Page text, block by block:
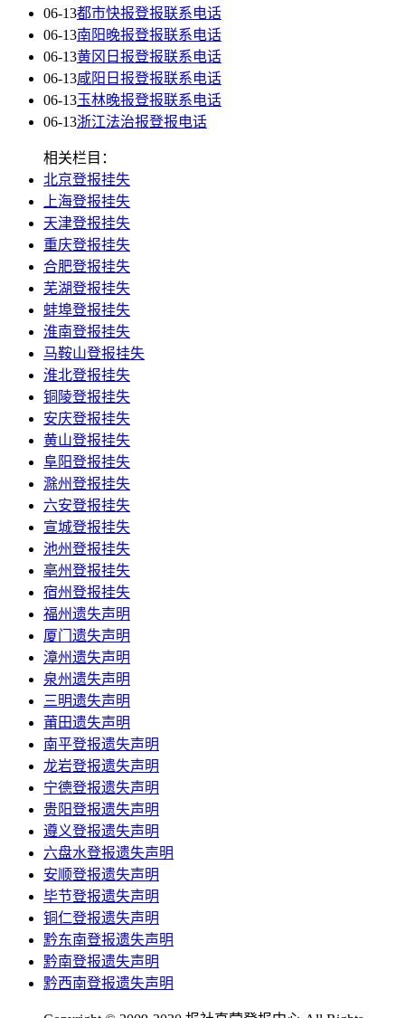
06-13都市快报登报联系电话
06-13南阳晚报登报联系电话
06-13黄冈日报登报联系电话
06-13咸阳日报登报联系电话
06-13玉林晚报登报联系电话
06-13浙江法治报登报电话
相关栏目：
北京登报挂失
上海登报挂失
天津登报挂失
重庆登报挂失
合肥登报挂失
芜湖登报挂失
蚌埠登报挂失
淮南登报挂失
马鞍山登报挂失
淮北登报挂失
铜陵登报挂失
安庆登报挂失
黄山登报挂失
阜阳登报挂失
滁州登报挂失
六安登报挂失
宣城登报挂失
池州登报挂失
亳州登报挂失
宿州登报挂失
福州遗失声明
厦门遗失声明
漳州遗失声明
泉州遗失声明
三明遗失声明
莆田遗失声明
南平登报遗失声明
龙岩登报遗失声明
宁德登报遗失声明
贵阳登报遗失声明
遵义登报遗失声明
六盘水登报遗失声明
安顺登报遗失声明
毕节登报遗失声明
铜仁登报遗失声明
黔东南登报遗失声明
黔南登报遗失声明
黔西南登报遗失声明